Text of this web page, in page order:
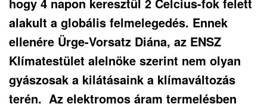
alakult a globális felmelegedés. Ennek
ellenére Ürge-Vorsatz Diána, az ENSZ
Klímatestület alelnöke szerint nem olyan
gyászosak a kilátásaink a klímaváltozás
terén. Az elektromos áram termelésben